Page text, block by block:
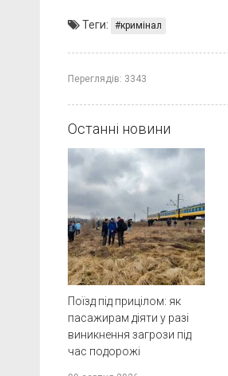
Теги: кримінал
Переглядів: 3343
Останні новини
Поїзд під прицілом: як
пасажирам діяти у разі
виникнення загрози під
час подорожі